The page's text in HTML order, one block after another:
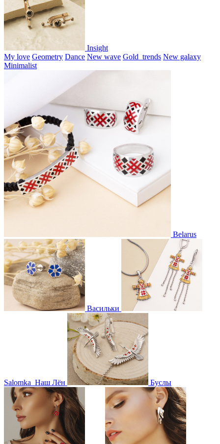
Insight
My love Geometry Dance New wave Gold_trends New galaxy
Minimalist
Belarus
Васильки
Salomka Наш Лён Буслы